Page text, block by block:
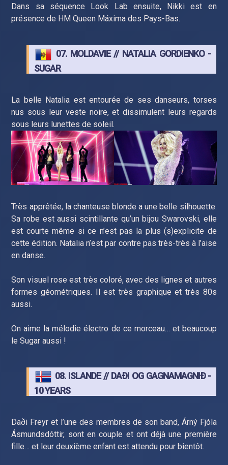
Dans sa séquence Look Lab ensuite, Nikki est en
présence de HM Queen Máxima des Pays-Bas.
07. MOLDAVIE // NATALIA GORDIENKO -
SUGAR
La belle Natalia est entourée de ses danseurs, torses
nus sous leur veste noire, et dissimulent leurs regards
sous leurs lunettes de soleil.
Très apprêtée, la chanteuse blonde a une belle silhouette.
Sa robe est aussi scintillante qu’un bijou Swarovski, elle
est courte même si ce n’est pas la plus (s)explicite de
cette édition. Natalia n’est par contre pas très-très à l’aise
en danse.
Son visuel rose est très coloré, avec des lignes et autres
formes géométriques. Il est très graphique et très 80s
aussi.
On aime la mélodie électro de ce morceau… et beaucoup
le Sugar aussi !
08. ISLANDE // DAÐI OG GAGNAMAGNIÐ -
10 YEARS
Daði Freyr et l’une des membres de son band, Árný Fjóla
Ásmundsdóttir, sont en couple et ont déjà une première
fille… et leur deuxième enfant est attendu pour bientôt.